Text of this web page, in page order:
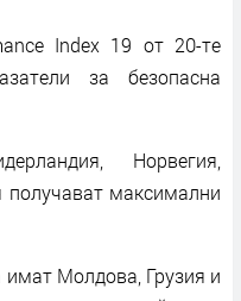
Index 19 от 20-те
за безопасна
Норвегия,
максимални
имат Молдова, Грузия и